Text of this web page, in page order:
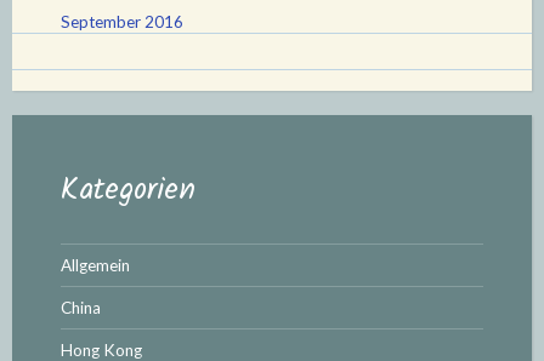
September 2016
Kategorien
Allgemein
China
Hong Kong